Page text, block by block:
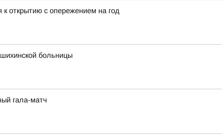
открытию с опережением на год
больницы
гала-матч